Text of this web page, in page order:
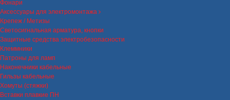
Фонари
Аксессуары для электромонтажа
Крепеж / Метизы
Светосигнальная арматура, кнопки
Защитные средства электробезопасности
Клеммники
Патроны для ламп
Наконечники кабельные
Гильзы кабельные
Хомуты (стяжки)
Вставки плавкие ПН